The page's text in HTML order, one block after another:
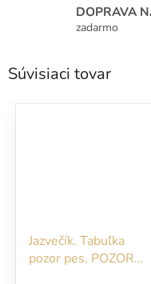
DOPRAVA
zadarmo
Súvisiaci tovar
Jazvečík. Tabuľka
pozor pes. POZOR